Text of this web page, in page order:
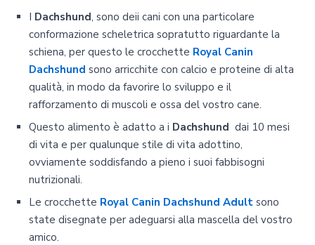
I Dachshund, sono deii cani con una particolare
conformazione scheletrica sopratutto riguardante la
schiena, per questo le crocchette Royal Canin
Dachshund sono arricchite con calcio e proteine di alta
qualità, in modo da favorire lo sviluppo e il
rafforzamento di muscoli e ossa del vostro cane.
Questo alimento è adatto a i Dachshund dai 10 mesi
di vita e per qualunque stile di vita adottino,
ovviamente soddisfando a pieno i suoi fabbisogni
nutrizionali.
Le crocchette Royal Canin Dachshund Adult sono
state disegnate per adeguarsi alla mascella del vostro
amico.